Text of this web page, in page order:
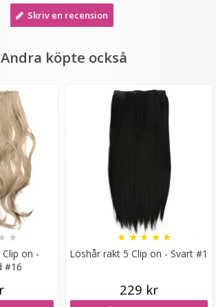
- Hästsvans vågig rosett
★
LÄGG I VARUKORG
Skriv en recension
Andra köpte också
on -
#16
★
Löshår rakt 5 Clip on - Svart #1
★ ★ ★ ★ ★
229 kr